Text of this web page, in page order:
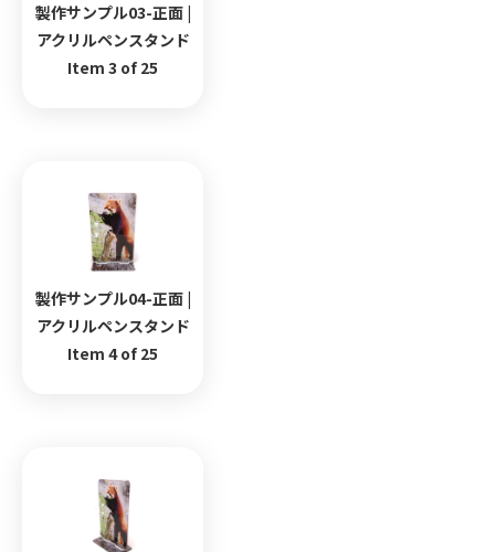
製作サンプル03-正面 |
アクリルペンスタンド
Item 3 of 25
製作サンプル04-正面 |
アクリルペンスタンド
Item 4 of 25